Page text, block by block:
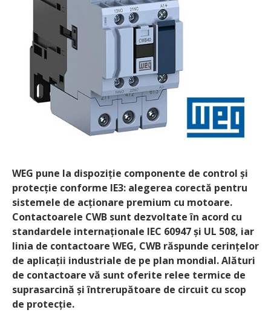
WEG pune la dispoziție componente de control și
protecție conforme IE3: alegerea corectă pentru
sistemele de acționare premium cu motoare.
Contactoarele CWB sunt dezvoltate în acord cu
standardele internaționale IEC 60947 și UL 508, iar
linia de contactoare WEG, CWB răspunde cerințelor
de aplicații industriale de pe plan mondial. Alături
de contactoare vă sunt oferite relee termice de
suprasarcină și întrerupătoare de circuit cu scop
de protecție.